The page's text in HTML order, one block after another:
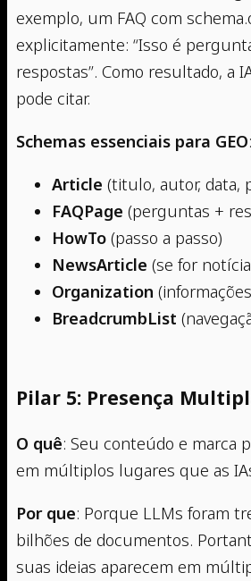
exemplo, um FAQ com
explicitamente: “Isso é
respostas”. Como resultado, a
pode citar.
Schemas essenciais para GEO:
Article (titulo, autor, data,
FAQPage (perguntas +
HowTo (passo a passo)
NewsArticle (se for
Organization
BreadcrumbList
Pilar 5: Presença
O quê: Seu conteúdo e marca
em múltiplos lugares que as
Por que: Porque LLMs foram
bilhões de documentos.
suas ideias aparecem em